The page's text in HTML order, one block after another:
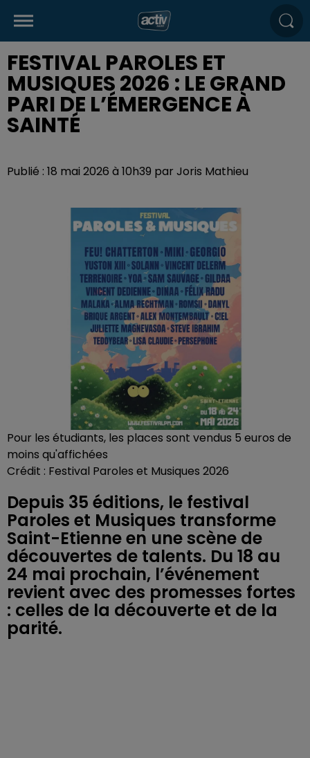
FESTIVAL PAROLES ET
MUSIQUES 2026 : LE GRAND
PARI DE L’ÉMERGENCE À
SAINTÉ
Publié : 18 mai 2026 à 10h39 par Joris Mathieu
Pour les étudiants, les places sont vendus 5 euros de
moins qu'affichées
Crédit : Festival Paroles et Musiques 2026
Depuis 35 éditions, le festival
Paroles et Musiques transforme
Saint-Etienne en une scène de
découvertes de talents. Du 18 au
24 mai prochain, l’événement
revient avec des promesses fortes
: celles de la découverte et de la
parité.